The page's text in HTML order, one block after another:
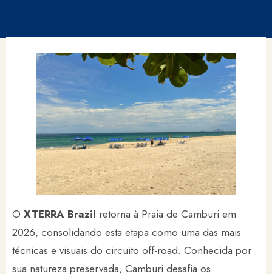
O XTERRA Brazil retorna à Praia de Camburi em
2026, consolidando esta etapa como uma das mais
técnicas e visuais do circuito off-road. Conhecida por
sua natureza preservada, Camburi desafia os